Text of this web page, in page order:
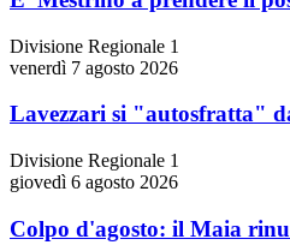
Divisione Regionale 1
venerdì 7 agosto 2026
Lavezzari si "autosfratta"
Divisione Regionale 1
giovedì 6 agosto 2026
Colpo d'agosto: il Maia